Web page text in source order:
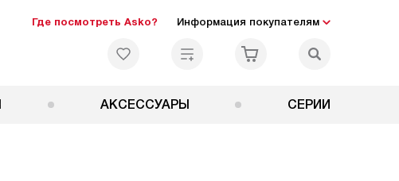
Где посмотреть Asko? Информация покупателям
АКСЕССУАРЫ СЕРИИ